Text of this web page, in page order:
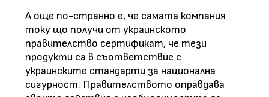
А още по-странно е, че самата компания
току що получи от украинското
правителство сертификат, че тези
продукти са в съответствие с
украинските стандарти за национална
сигурност. Правителството оправдава